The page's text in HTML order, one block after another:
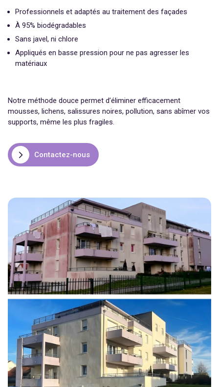
Professionnels et adaptés au traitement des façades
À 95% biodégradables
Sans javel, ni chlore
Appliqués en basse pression pour ne pas agresser les
matériaux
Notre méthode douce permet d’éliminer efficacement
mousses, lichens, salissures noires, pollution, sans abîmer vos
supports, même les plus fragiles.
Contactez-nous